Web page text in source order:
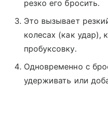
резко его бросить.
Это вызывает
колесах (как удар),
пробуксовку.
Одновременно с
удерживать или